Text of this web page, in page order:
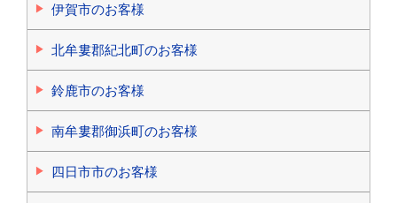
伊賀市のお客様
北牟婁郡紀北町のお客様
鈴鹿市のお客様
南牟婁郡御浜町のお客様
四日市市のお客様